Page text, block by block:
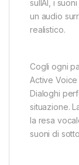
sullAI, i
un audio
realistico.
Cogli ogni
Active
Dialoghi
situazione.
la resa
suoni di